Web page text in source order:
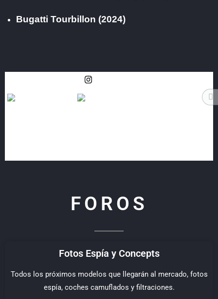
Bugatti Tourbillon (2024)
FOROS
Fotos Espía y Concepts
Todos los próximos modelos que llegarán al mercado, fotos
espía, coches camuflados y filtraciones.